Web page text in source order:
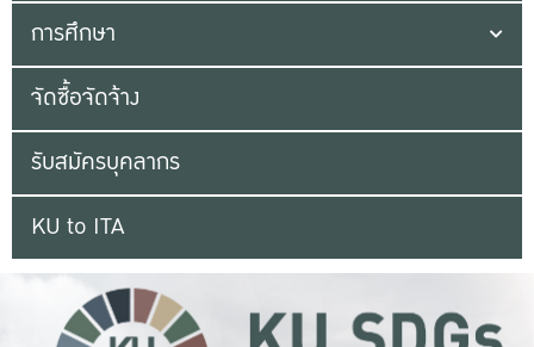
การศึกษา
จัดซื้อจัดจ้าง
รับสมัครบุคลากร
KU to ITA